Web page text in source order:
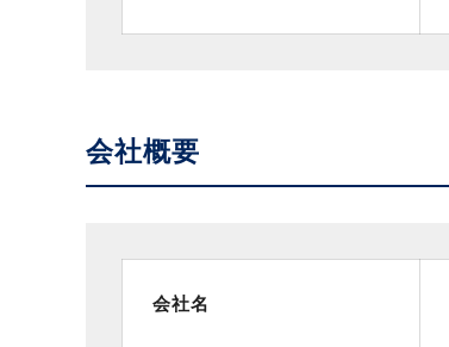
会社概要
会社名